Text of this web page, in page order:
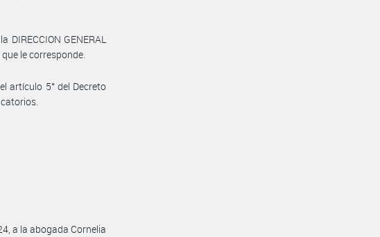
DIRECCION GENERAL
le corresponde.
artículo 5° del Decreto
a la abogada Cornelia